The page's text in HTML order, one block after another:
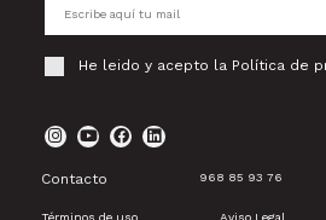
He leido y acepto la Política de
Contacto 968 85 93 76
Términos de uso Aviso Legal